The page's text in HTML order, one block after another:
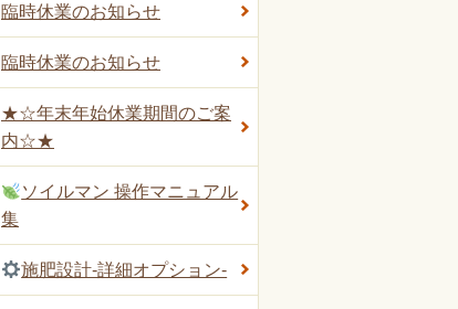
臨時休業のお知らせ
臨時休業のお知らせ
★☆年末年始休業期間のご案
内☆★
ソイルマン 操作マニュアル
集
施肥設計-詳細オプション-